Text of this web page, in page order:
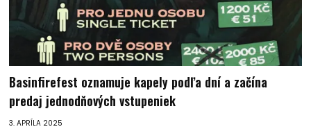
Basinfirefest oznamuje kapely podľa dní a začína
predaj jednodňových vstupeniek
3. APRÍLA 2025